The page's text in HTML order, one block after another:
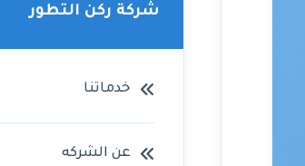
شركة ركن التطور
خدماتنا
عن الشركه